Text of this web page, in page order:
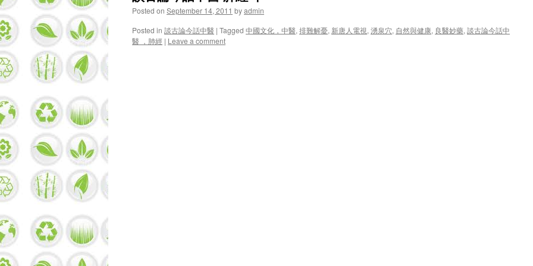
Posted on September 14, 2011 byadmin
Posted in 談古論今話中醫 | Tagged 中國文化，中醫, 排難解憂, 新唐人電視, 湧泉穴, 自然與健康, 良醫妙藥, 談古論今話中
醫 ，肺經 | Leave a comment